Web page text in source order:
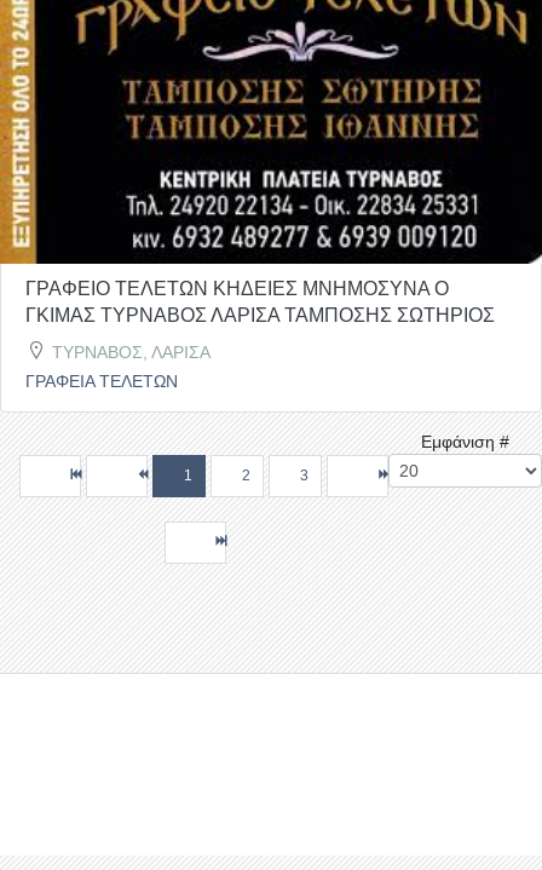
ΓΡΑΦΕΙΟ ΤΕΛΕΤΩΝ ΚΗΔΕΙΕΣ ΜΝΗΜΟΣΥΝΑ Ο
ΓΚΙΜΑΣ ΤΥΡΝΑΒΟΣ ΛΑΡΙΣΑ ΤΑΜΠΟΣΗΣ ΣΩΤΗΡΙΟΣ
ΤΥΡΝΑΒΟΣ, ΛΑΡΙΣΑ
ΓΡΑΦΕΙΑ ΤΕΛΕΤΩΝ
Εμφάνιση #
1 2 3